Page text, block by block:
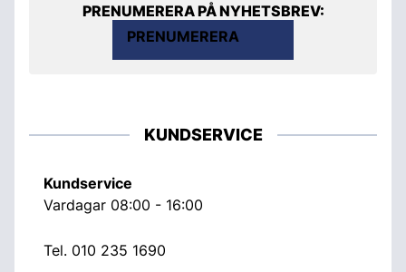
PRENUMERERA PÅ NYHETSBREV:
PRENUMERERA
KUNDSERVICE
Kundservice
Vardagar 08:00 - 16:00
Tel. 010 235 1690